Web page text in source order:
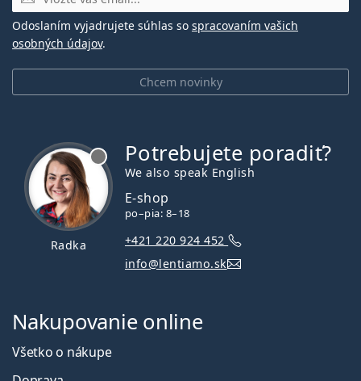
Chcem novinky
Odoslaním vyjadrujete súhlas so spracovaním vašich
osobných údajov.
Radka
Potrebujete poradiť?
We also speak English
E-shop
po–pia: 8–18
+421 220 924 452
info@lentiamo.sk
Nakupovanie online
Všetko o nákupe